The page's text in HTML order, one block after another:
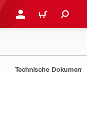
ANMELDEN ODER
WARENKORB
Technische Dokumente